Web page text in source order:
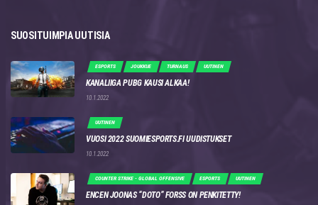
SUOSITUIMPIA UUTISIA
ESPORTS JOUKKUE TURNAUS UUTINEN
KANALIIGA PUBG KAUSI ALKAA!
10.1.2022
UUTINEN
VUOSI 2022 SUOMIESPORTS.FI UUDISTUKSET
10.1.2022
COUNTER STRIKE - GLOBAL OFFENSIVE ESPORTS UUTINEN
ENCEN JOONAS “DOTO” FORSS ON PENKITETTY!